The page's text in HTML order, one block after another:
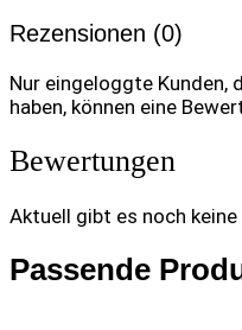
Rezensionen (0)
Nur eingeloggte Kunden,
haben, können eine
Bewertungen
Aktuell gibt es noch
Passende